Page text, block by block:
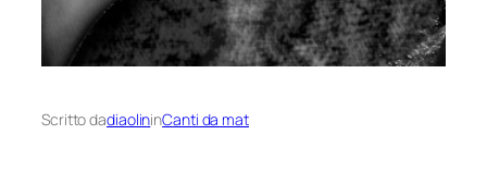
Scritto dadiaolininCanti da mat